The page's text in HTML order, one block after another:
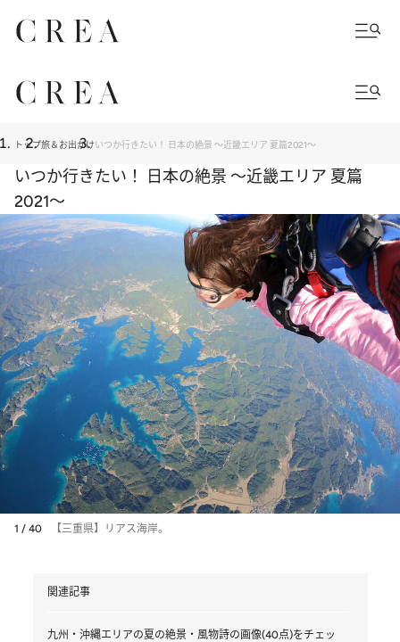
トップ旅＆お出かけいつか行きたい！ 日本の絶景 ～近畿エリア 夏篇2021～
いつか行きたい！ 日本の絶景 ～近畿エリア 夏篇
2021～
1 / 40 【三重県】リアス海岸。
関連記事
九州・沖縄エリアの夏の絶景・風物詩の画像(40点)をチェッ